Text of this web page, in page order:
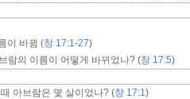
름이 바뀜 (창 17:1-27)
람의 이름이 어떻게 바뀌었나? (창 17:5)
아브람은 몇 살이었나? (창 17:1)